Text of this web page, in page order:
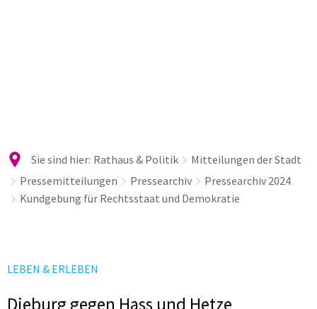
Sie sind hier: Rathaus & Politik
Mitteilungen der Stadt
Pressemitteilungen
Pressearchiv
Pressearchiv 2024
Kundgebung für Rechtsstaat und Demokratie
LEBEN & ERLEBEN
Dieburg gegen Hass und Hetze